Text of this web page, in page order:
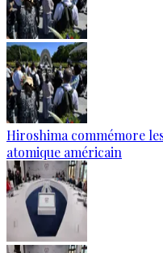
Hiroshima commémore
atomique américain